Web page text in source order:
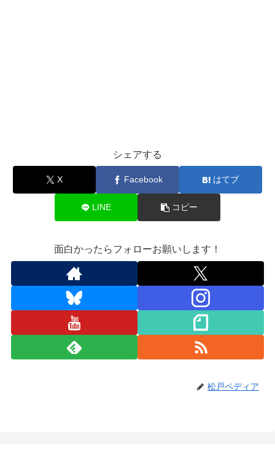
シェアする
X Facebook はてブ
LINE コピー
面白かったらフォローお願いします！
松戸ペディア